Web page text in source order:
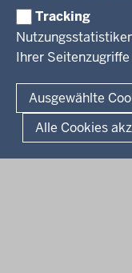
Tracking
Ihrer
Ausgewählte
Alle Cookies
Service
Kontakt
Fußzeile
Datenschutz